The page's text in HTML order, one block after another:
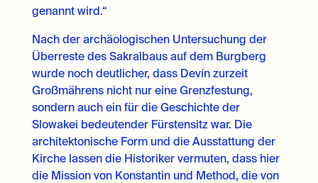
genannt wird.“
Nach der archäologischen Untersuchung der
Überreste des Sakralbaus auf dem Burgberg
wurde noch deutlicher, dass Devín zurzeit
Großmährens nicht nur eine Grenzfestung,
sondern auch ein für die Geschichte der
Slowakei bedeutender Fürstensitz war. Die
architektonische Form und die Ausstattung der
Kirche lassen die Historiker vermuten, dass hier
die Mission von Konstantin und Method, die von